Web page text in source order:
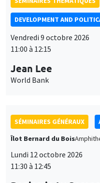
DEVELOPMENT AND
Vendredi 9 octobre 2026
11:00 à 12:15
World Bank
SÉMINAIRES GÉNÉRAUX
Îlot Bernard du Bois
11:30 à 12:45